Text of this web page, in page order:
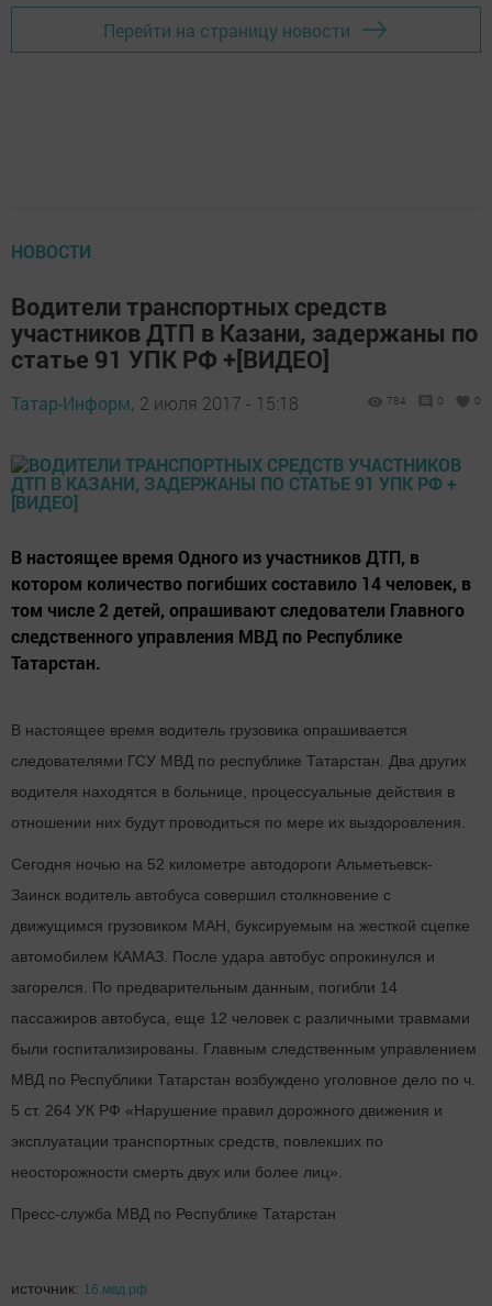
Перейти на страницу новости
НОВОСТИ
Водители транспортных средств
участников ДТП в Казани, задержаны по
статье 91 УПК РФ +[ВИДЕО]
Татар-Информ, 2 июля 2017 - 15:18 784 0 0
В настоящее время Одного из участников ДТП, в
котором количество погибших составило 14 человек, в
том числе 2 детей, опрашивают следователи Главного
следственного управления МВД по Республике
Татарстан.
В настоящее время водитель грузовика опрашивается
следователями ГСУ МВД по республике Татарстан. Два других
водителя находятся в больнице, процессуальные действия в
отношении них будут проводиться по мере их выздоровления.
Сегодня ночью на 52 километре автодороги Альметьевск-
Заинск водитель автобуса совершил столкновение с
движущимся грузовиком МАН, буксируемым на жесткой сцепке
автомобилем КАМАЗ. После удара автобус опрокинулся и
загорелся. По предварительным данным, погибли 14
пассажиров автобуса, еще 12 человек с различными травмами
были госпитализированы. Главным следственным управлением
МВД по Республики Татарстан возбуждено уголовное дело по ч.
5 ст. 264 УК РФ «Нарушение правил дорожного движения и
эксплуатации транспортных средств, повлекших по
неосторожности смерть двух или более лиц».
Пресс-служба МВД по Республике Татарстан
источник: 16.мвд.рф